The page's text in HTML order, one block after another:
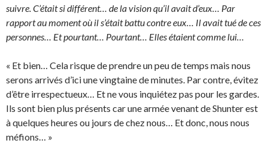
suivre. C’était si différent… de la vision qu’il avait d’eux… Par
rapport au moment où il s’était battu contre eux… Il avait tué de ces
personnes… Et pourtant… Pourtant… Elles étaient comme lui…
« Et bien… Cela risque de prendre un peu de temps mais nous
serons arrivés d’ici une vingtaine de minutes. Par contre, évitez
d’être irrespectueux… Et ne vous inquiétez pas pour les gardes.
Ils sont bien plus présents car une armée venant de Shunter est
à quelques heures ou jours de chez nous… Et donc, nous nous
méfions… »